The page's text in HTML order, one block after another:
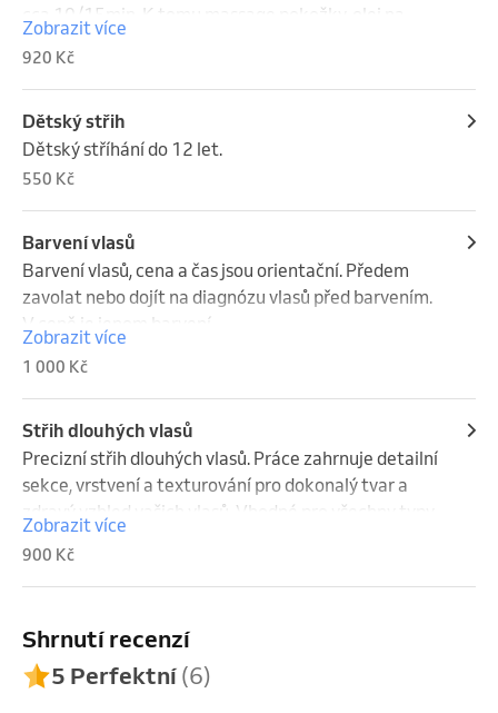
cca 10/15min. K tomu massage pokožky, olej na
vousy, vyčištění pleti speciálním šamponem na vousy.
Zobrazit více
920 Kč
Dětský střih
Dětský stříhání do 12 let.
550 Kč
Barvení vlasů
Barvení vlasů, cena a čas jsou orientační. Předem
zavolat nebo dojít na diagnózu vlasů před barvením.
V ceně je jenom barvení.
Zobrazit více
1 000 Kč
Střih dlouhých vlasů
Precizní střih dlouhých vlasů. Práce zahrnuje detailní
sekce, vrstvení a texturování pro dokonalý tvar a
zdravý vzhled vašich vlasů. Vhodné pro všechny typy
dlouhých střihů.
Zobrazit více
900 Kč
Shrnutí recenzí
5 Perfektní(6)